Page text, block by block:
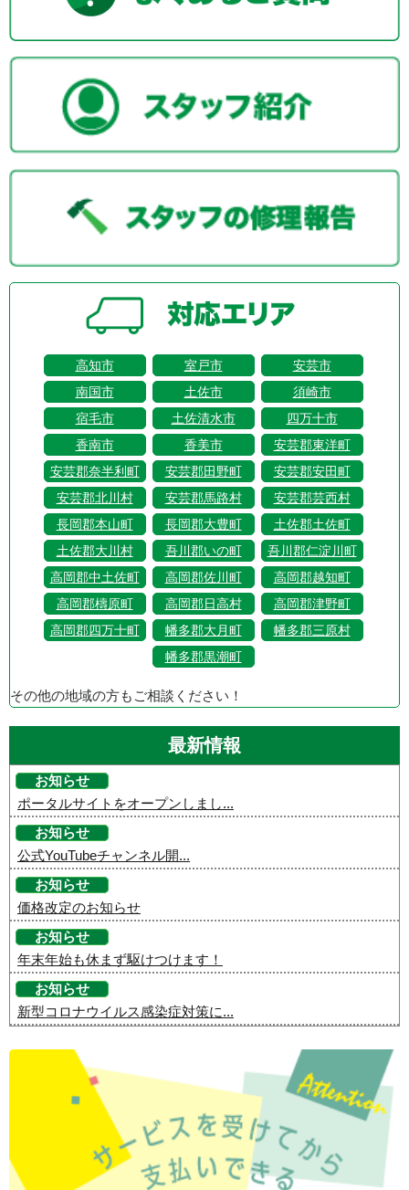
高知市 室戸市
安芸市
南国市
土佐市
須崎市
宿毛市
土佐清水市
四万十市
香南市
香美市
安芸郡東洋町
安芸郡奈半利町
安芸郡田野町
安芸郡安田町
安芸郡北川村
安芸郡馬路村
安芸郡芸西村
長岡郡本山町
長岡郡大豊町
土佐郡土佐町
土佐郡大川村
吾川郡いの町
吾川郡仁淀川町
高岡郡中土佐町
高岡郡佐川町
高岡郡越知町
高岡郡檮原町
高岡郡日高村
高岡郡津野町
高岡郡四万十町
幡多郡大月町
幡多郡三原村
幡多郡黒潮町
その他の地域の方もご相談ください！
最新情報
お知らせ
ポータルサイトをオープンしまし...
お知らせ
公式YouTubeチャンネル開...
お知らせ
価格改定のお知らせ
お知らせ
年末年始も休まず駆けつけます！
お知らせ
新型コロナウイルス感染症対策に...